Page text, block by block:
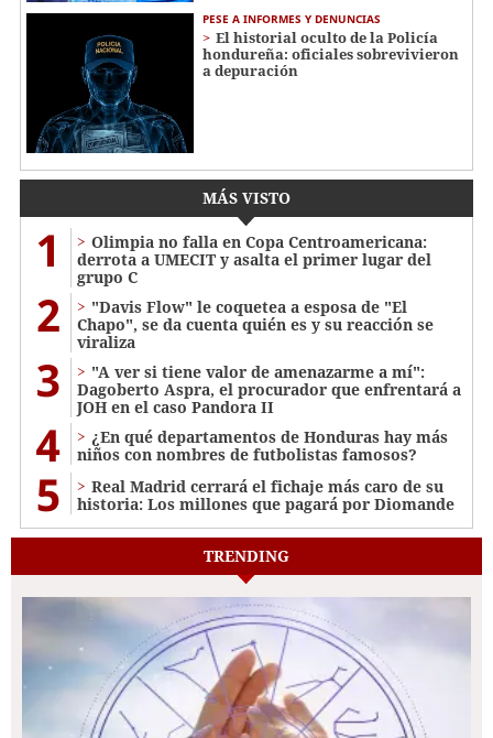
PESE A INFORMES Y DENUNCIAS
El historial oculto de la Policía
hondureña: oficiales sobrevivieron
a depuración
MÁS VISTO
1
Olimpia no falla en Copa Centroamericana:
derrota a UMECIT y asalta el primer lugar del
grupo C
2
"Davis Flow" le coquetea a esposa de "El
Chapo", se da cuenta quién es y su reacción se
viraliza
3
"A ver si tiene valor de amenazarme a mí":
Dagoberto Aspra, el procurador que enfrentará a
JOH en el caso Pandora II
4
¿En qué departamentos de Honduras hay más
niños con nombres de futbolistas famosos?
5
Real Madrid cerrará el fichaje más caro de su
historia: Los millones que pagará por Diomande
TRENDING